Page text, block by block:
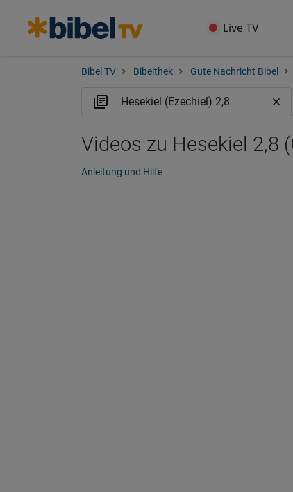
Live TV
Bibel TV Bibelthek Gute Nachricht Bibel
Videos zu Hesekiel 2,8
Anleitung und Hilfe